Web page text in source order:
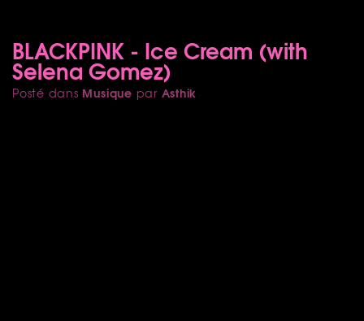
BLACKPINK - Ice Cream (with
Selena Gomez)
Posté dans Musique par Asthik